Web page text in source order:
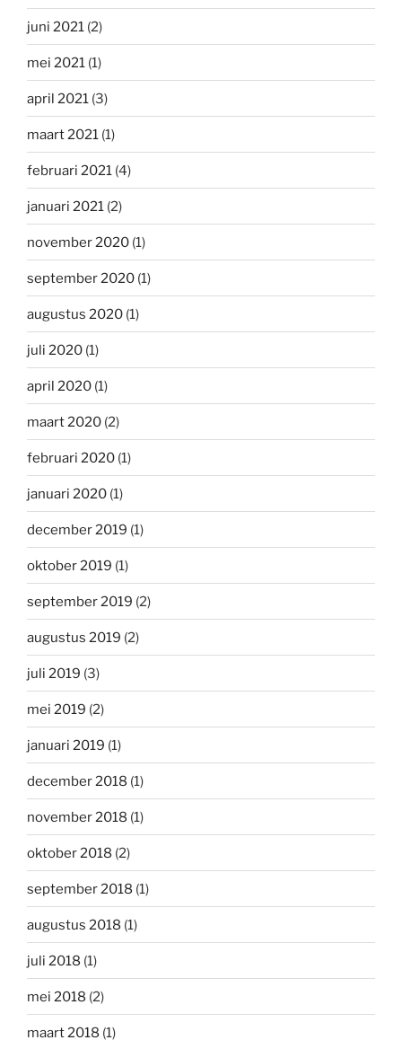
juni 2021 (2)
mei 2021 (1)
april 2021 (3)
maart 2021 (1)
februari 2021 (4)
januari 2021 (2)
november 2020 (1)
september 2020 (1)
augustus 2020 (1)
juli 2020 (1)
april 2020 (1)
maart 2020 (2)
februari 2020 (1)
januari 2020 (1)
december 2019 (1)
oktober 2019 (1)
september 2019 (2)
augustus 2019 (2)
juli 2019 (3)
mei 2019 (2)
januari 2019 (1)
december 2018 (1)
november 2018 (1)
oktober 2018 (2)
september 2018 (1)
augustus 2018 (1)
juli 2018 (1)
mei 2018 (2)
maart 2018 (1)